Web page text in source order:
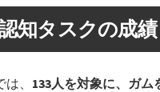
知タスクの成績
、 133人を対象に、ガ